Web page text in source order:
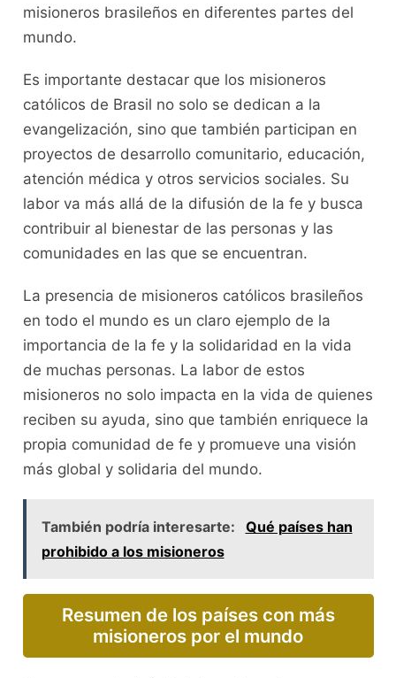
misioneros brasileños en diferentes partes del
mundo.
Es importante destacar que los misioneros
católicos de Brasil no solo se dedican a la
evangelización, sino que también participan en
proyectos de desarrollo comunitario, educación,
atención médica y otros servicios sociales. Su
labor va más allá de la difusión de la fe y busca
contribuir al bienestar de las personas y las
comunidades en las que se encuentran.
La presencia de misioneros católicos brasileños
en todo el mundo es un claro ejemplo de la
importancia de la fe y la solidaridad en la vida
de muchas personas. La labor de estos
misioneros no solo impacta en la vida de quienes
reciben su ayuda, sino que también enriquece la
propia comunidad de fe y promueve una visión
más global y solidaria del mundo.
También podría interesarte:
Qué países han
prohibido a los misioneros
Resumen de los países con más
misioneros por el mundo